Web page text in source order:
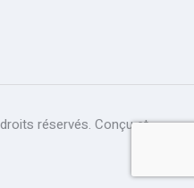
réservés. Conçu et